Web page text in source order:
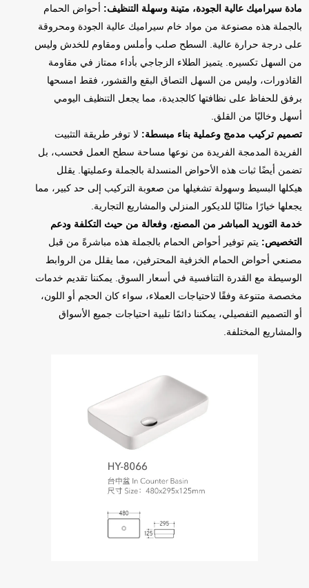
مادة سيراميك عالية الجودة، متينة وسهلة التنظيف: أحواض الحمام
بالجملة هذه مصنوعة من مواد خام سيراميك عالية الجودة ومحروقة
على درجة حرارة عالية. السطح صلب وأملس ومقاوم للخدش وليس
من السهل تكسيره. يتميز الطلاء الزجاجي بأداء ممتاز في مقاومة
القاذورات، وليس من السهل التصاق البقع والقشور، فقط امسحها
برفق للحفاظ على نظافتها كالجديدة، مما يجعل التنظيف اليومي
أسهل وخاليًا من القلق.
تصميم تركيب مدمج وعملية بناء مبسطة: لا توفر طريقة التثبيت
الفريدة المدمجة الفريدة من نوعها مساحة سطح العمل فحسب، بل
تضمن أيضًا ثبات هذه الأحواض المنسدلة بالجملة وعمليتها. يقلل
هيكلها البسيط وسهولة تشغيلها من صعوبة التركيب إلى حد كبير، مما
يجعلها خيارًا مثاليًا للديكور المنزلي والمشاريع التجارية.
خدمة التوريد المباشر من المصنع، وفعالة من حيث التكلفة ودعم
التخصيص: يتم توفير أحواض الحمام بالجملة هذه مباشرةً من قبل
مصنعي أحواض الحمام الخزفية المحترفين، مما يقلل من الروابط
الوسيطة مع القدرة التنافسية في أسعار السوق. يمكننا تقديم خدمات
مخصصة متنوعة وفقًا لاحتياجات العملاء، سواء كان الحجم أو اللون،
أو التصميم التفصيلي، يمكننا دائمًا تلبية احتياجات جميع الأسواق
والمشاريع المختلفة.